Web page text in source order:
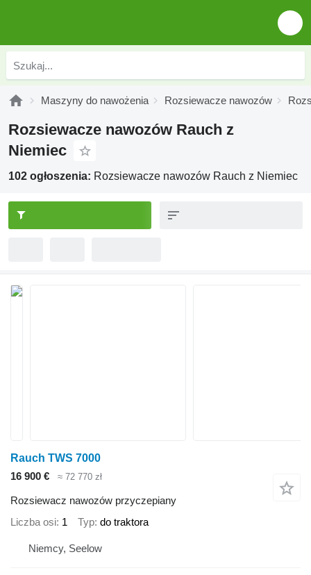
Maszyny do nawożenia Rozsiewacze nawozów
Rozsiewacze nawozów Rauch z
Niemiec
102 ogłoszenia: Rozsiewacze nawozów Rauch z Niemiec
Rauch TWS 7000
16 900 €
≈ 72 770 zł
Rozsiewacz nawozów przyczepiany
Liczba osi 1 Typ do traktora
Niemcy, Seelow